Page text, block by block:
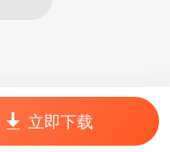
立即下载